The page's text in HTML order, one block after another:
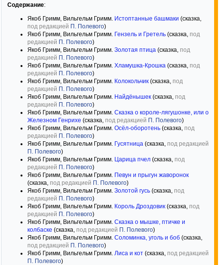
Содержание:
Якоб Гримм, Вильгельм Гримм. Истоптанные башмаки (сказка,
под редакцией П. Полевого)
Якоб Гримм, Вильгельм Гримм. Гензель и Гретель (сказка, под
редакцией П. Полевого)
Якоб Гримм, Вильгельм Гримм. Золотая птица (сказка, под
редакцией П. Полевого)
Якоб Гримм, Вильгельм Гримм. Хламушка-Крошка (сказка, под
редакцией П. Полевого)
Якоб Гримм, Вильгельм Гримм. Колокольчик (сказка, под
редакцией П. Полевого)
Якоб Гримм, Вильгельм Гримм. Найдёнышек (сказка, под
редакцией П. Полевого)
Якоб Гримм, Вильгельм Гримм. Сказка о короле-лягушонке, или о
Железном Генрихе (сказка, под редакцией П. Полевого)
Якоб Гримм, Вильгельм Гримм. Осёл-оборотень (сказка, под
редакцией П. Полевого)
Якоб Гримм, Вильгельм Гримм. Гусятница (сказка, под редакцией
П. Полевого)
Якоб Гримм, Вильгельм Гримм. Царица пчел (сказка, под
редакцией П. Полевого)
Якоб Гримм, Вильгельм Гримм. Певун и прыгун жаворонок
(сказка, под редакцией П. Полевого)
Якоб Гримм, Вильгельм Гримм. Золотой гусь (сказка, под
редакцией П. Полевого)
Якоб Гримм, Вильгельм Гримм. Король Дроздовик (сказка, под
редакцией П. Полевого)
Якоб Гримм, Вильгельм Гримм. Сказка о мышке, птичке и
колбаске (сказка, под редакцией П. Полевого)
Якоб Гримм, Вильгельм Гримм. Соломинка, уголь и боб (сказка,
под редакцией П. Полевого)
Якоб Гримм, Вильгельм Гримм. Лиса и кот (сказка, под редакцией
П. Полевого)